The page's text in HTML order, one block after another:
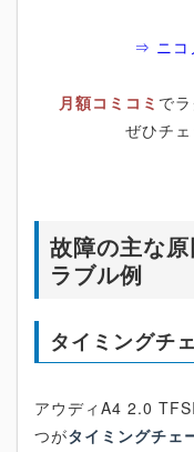
⇒ ニコ
月額コミコミ で
ぜひチ
故障の主な
ラブル例
タイミングチ
アウディA4 2.0
つがタイミングチェ